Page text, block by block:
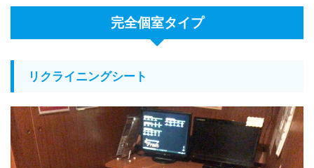
完全個室タイプ
リクライニングシート